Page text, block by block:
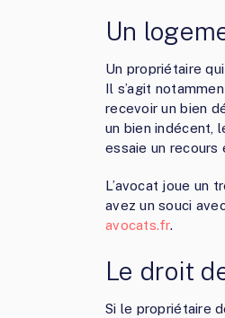
Un
Un propriétaire
Il s’agit
recevoir un bien
un bien indécent,
essaie un recours
L’avocat joue un
avez un souci
avocats.fr.
Le droit
Si le propriétaire